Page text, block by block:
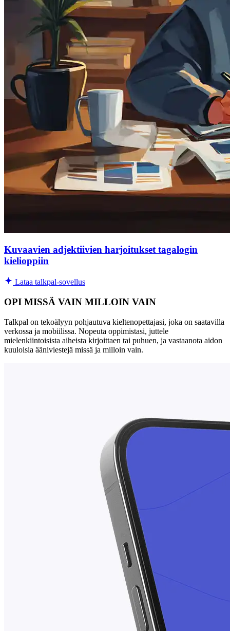
Kuvaavien adjektiivien harjoitukset tagalogin
kielioppiin
Lataa talkpal-sovellus
OPI MISSÄ VAIN MILLOIN VAIN
Talkpal on tekoälyyn pohjautuva kieltenopettajasi, joka on saatavilla
verkossa ja mobiilissa. Nopeuta oppimistasi, juttele
mielenkiintoisista aiheista kirjoittaen tai puhuen, ja vastaanota aidon
kuuloisia ääniviestejä missä ja milloin vain.